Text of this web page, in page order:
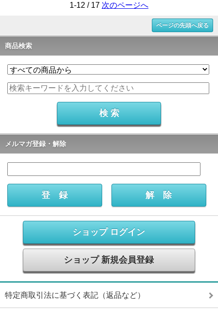
1-12 / 17 次のページへ
ページの先頭へ戻る
商品検索
メルマガ登録・解除
ショップ ログイン
ショップ 新規会員登録
特定商取引法に基づく表記（返品など）